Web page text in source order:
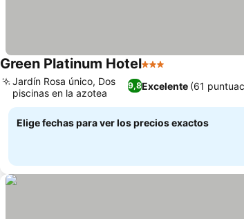
Green Platinum Hotel3 Estrellas
9,8Excelente (61
Jardín Rosa único, Dos
piscinas en la azotea
Elige fechas para ver los precios exactos